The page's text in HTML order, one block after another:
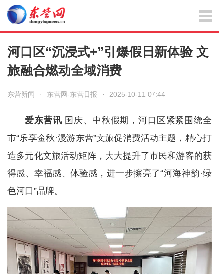
河口区“沉浸式+”引爆假日新体验 文
旅融合燃动全域消费
东营新闻 · 东营网-东营日报 · 2025-10-11 07:44
爱东营讯 国庆、中秋假期，河口区紧紧围绕全
市“乐享金秋·漫游东营”文旅促消费活动主题，精心打
造多元化文旅活动矩阵，大大提升了市民和游客的获
得感、幸福感、体验感，进一步擦亮了“河海神韵·绿
色河口”品牌。